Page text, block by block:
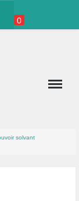
0
solvant